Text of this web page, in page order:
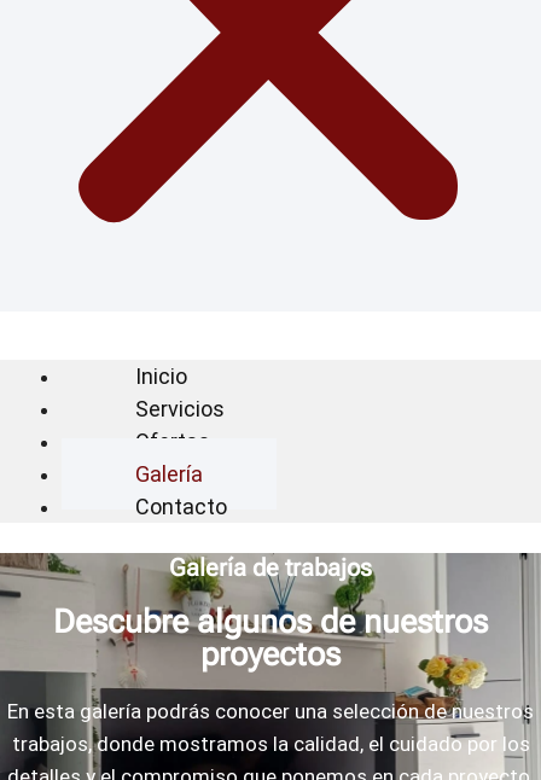
Inicio
Servicios
Ofertas
Galería
Contacto
Galería de trabajos
Descubre algunos de nuestros
proyectos
En esta galería podrás conocer una selección de nuestros
trabajos, donde mostramos la calidad, el cuidado por los